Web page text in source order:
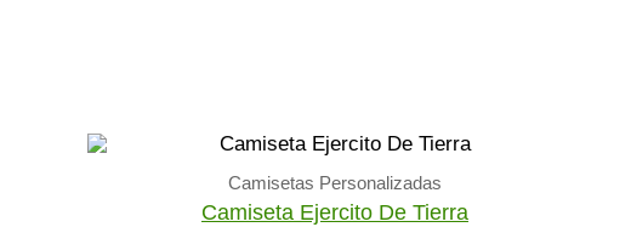
Camisetas Personalizadas
Camiseta Ejercito De Tierra